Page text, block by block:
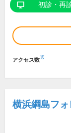
初診・再
アクセス数※
横浜綱島フ